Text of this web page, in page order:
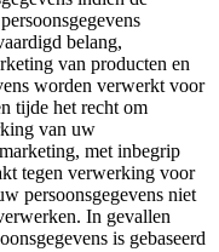
belang,
van producten en
worden verwerkt voor
tijde het recht om
van uw
met inbegrip
tegen verwerking voor
persoonsgegevens niet
In gevallen
is gebaseerd